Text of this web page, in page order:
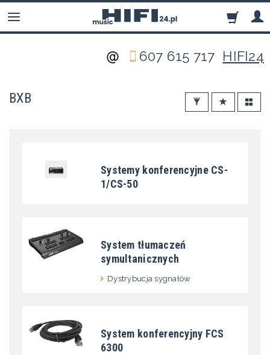
607 615 717 HIFI24
BXB
Systemy konferencyjne CS-
1/CS-50
System tłumaczeń
symultanicznych
Dystrybucja sygnałów
System konferencyjny FCS
6300